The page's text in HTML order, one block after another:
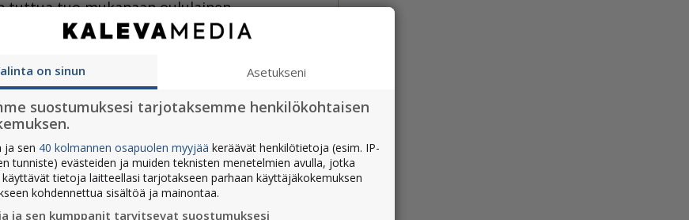
tuttua tuo mukanaan oululainen
jatkaa tuttu ja rakastettu
[…]
on sinun Asetukseni
suostumuksesi tarjotaksemme henkilökohtaisen
ja sen 40 kolmannen osapuolen myyjää keräävät henkilötietoja (esim. IP-
tunniste) evästeiden ja muiden teknisten menetelmien avulla, jotka
tietoja laitteellasi tarjotakseen parhaan käyttäjäkokemuksen
kohdennettua sisältöä ja mainontaa.
ja sen kumppanit tarvitsevat suostumuksesi